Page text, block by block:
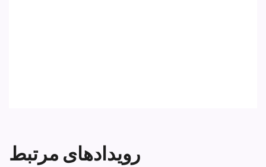
رویدادهای مرتبط